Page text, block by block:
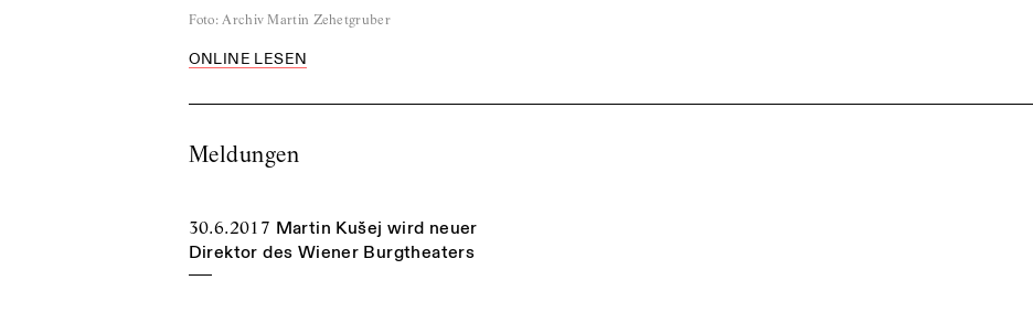
Foto: Archiv Martin Zehetgruber
ONLINE LESEN
Meldungen
30.6.2017 Martin Kušej wird neuer
Direktor des Wiener Burgtheaters